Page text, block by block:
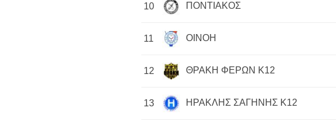
10 ΠΟΝΤΙΑΚΟΣ
11 ΟΙΝΟΗ
12 ΘΡΑΚΗ ΦΕΡΩΝ Κ12
13 ΗΡΑΚΛΗΣ ΣΑΓΗΝΗΣ Κ12